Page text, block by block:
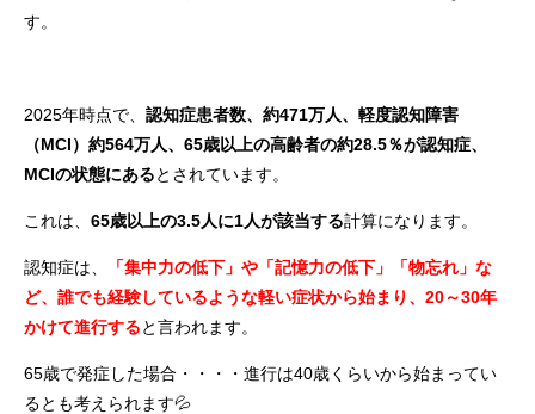
す。
2025年時点で、 認知症患者数、約471万人、軽度認知障害
（MCI）約564万人、65歳以上の高齢者の約28.5％が認知症、
MCIの状態にあるとされています。
これは、 65歳以上の3.5人に1人が該当する計算になります。
認知症は、
「集中力の低下」や「記憶力の低下」「物忘れ」な
ど、誰でも経験しているような軽い症状から始まり、20～30年
かけて進行すると言われます。
65歳で発症した場合・・・・進行は40歳くらいから始まってい
るとも考えられます💦